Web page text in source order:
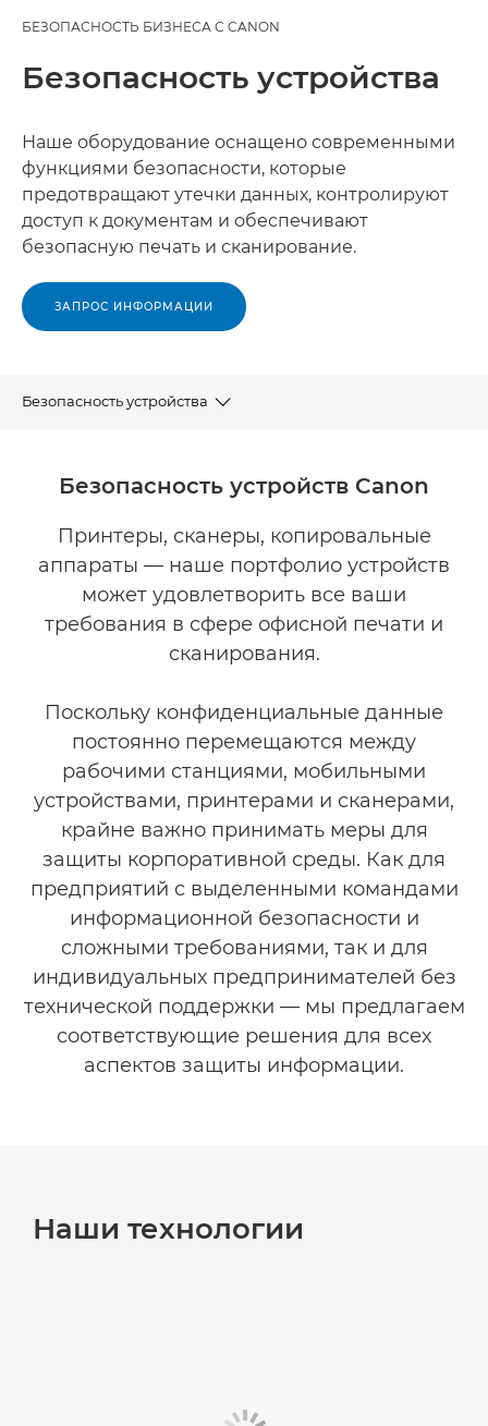
БЕЗОПАСНОСТЬ БИЗНЕСА С CANON
Безопасность устройства
Наше оборудование оснащено современными
функциями безопасности, которые
предотвращают утечки данных, контролируют
доступ к документам и обеспечивают
безопасную печать и сканирование.
ЗАПРОС ИНФОРМАЦИИ
Безопасность устройства
НАСТРОЙКИ БЕЗОПАСНОСТИ
СОПУТСТВУЮЩИЕ ПРОДУКТЫ
СВЯЖИТЕСЬ С НАМИ
Безопасность устройств Canon
Принтеры, сканеры, копировальные
аппараты — наше портфолио устройств
может удовлетворить все ваши
требования в сфере офисной печати и
сканирования.
Поскольку конфиденциальные данные
постоянно перемещаются между
рабочими станциями, мобильными
устройствами, принтерами и сканерами,
крайне важно принимать меры для
защиты корпоративной среды. Как для
предприятий с выделенными командами
информационной безопасности и
сложными требованиями, так и для
индивидуальных предпринимателей без
технической поддержки — мы предлагаем
соответствующие решения для всех
аспектов защиты информации.
Наши технологии